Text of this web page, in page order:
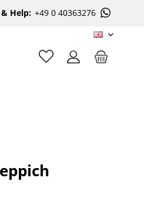
Help: +49 0 40363276
EN